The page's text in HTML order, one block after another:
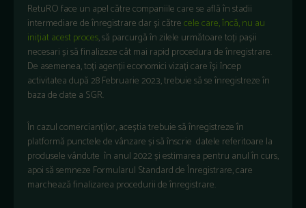
RetuRO face un apel către companiile care se află în stadii
intermediare de înregistrare dar și cătrecele care, încă, nu au
inițiat acest proces, să parcurgă în zilele următoare toți pașii
necesari și să finalizeze cât mai rapid procedura de înregistrare.
De asemenea, toți agenții economici vizați care își încep
activitatea după 28 Februarie 2023, trebuie să se înregistreze în
baza de date a SGR.
În cazul comercianților, aceștia trebuie să înregistreze în
platformă punctele de vânzare și să înscrie datele referitoare la
produsele vândute în anul 2022 și estimarea pentru anul în curs,
apoi să semneze Formularul Standard de Înregistrare, care
marchează finalizarea procedurii de înregistrare.